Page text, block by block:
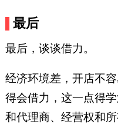
最后
最后，谈谈借力。
经济环境差，开店不
得会借力，这一点得
和代理商、经营权和